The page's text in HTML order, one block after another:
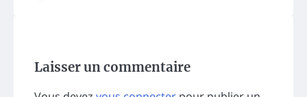
Laisser un commentaire